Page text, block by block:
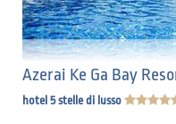
Azerai Ke Ga Bay
hotel 5 stelle di lusso